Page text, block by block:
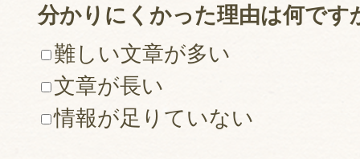
分かりにくかった理由は何です
難しい文章が多い
文章が長い
情報が足りていない